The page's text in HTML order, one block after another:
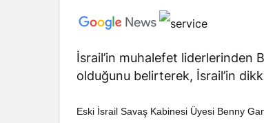
İsrail’in muhalefet liderlerinden
olduğunu belirterek, İsrail’in
Eski İsrail Savaş Kabinesi Üyesi Benny